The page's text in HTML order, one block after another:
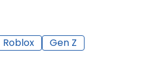
Roblox Gen Z